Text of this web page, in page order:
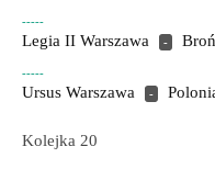
-----
Legia II Warszawa -
-----
Ursus Warszawa -
Kolejka 20